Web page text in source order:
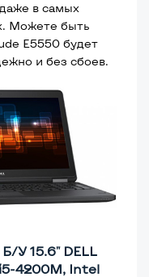
в самых
Можете быть
E5550 будет
и без сбоев.
У 15.6" DELL
4200M, Intel